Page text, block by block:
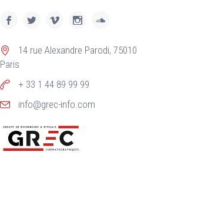
14 rue Alexandre Parodi, 75010
Paris
+ 33 1 44 89 99 99
info@grec-info.com